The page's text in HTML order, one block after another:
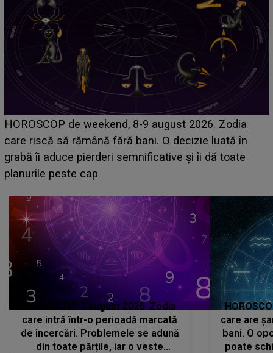
Emanuel a ținut ACEST DETALIU ASCUNS până
acum! În fața Alexandrei, concurentul din Casa Iubirii
face o MĂRTURISIRE NEAȘTEPTATĂ despre mama
sa: "I-am spus și ei în față, eu nu te iubesc pentru
HOROSCOP 7 august 2026. Zodia
care intră într-o perioadă marcată
de încercări. Problemele se adună
din toate părțile, iar o veste
care are
bani. O
poate